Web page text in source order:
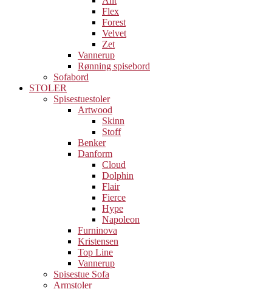
Flex
Forest
Velvet
Zet
Vannerup
Rønning spisebord
Sofabord
STOLER
Spisestuestoler
Artwood
Skinn
Stoff
Benker
Danform
Cloud
Dolphin
Flair
Fierce
Hype
Napoleon
Furninova
Kristensen
Top Line
Vannerup
Spisestue Sofa
Armstoler